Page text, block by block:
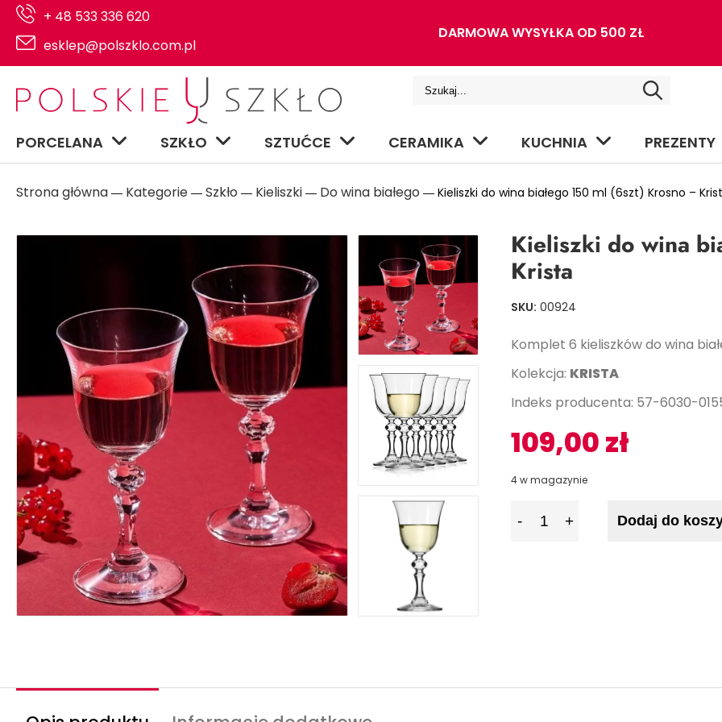
+ 48 533 336 620
esklep@polszklo.com.pl
DARMOWA WYSYŁKA OD 500 ZŁ
PORCELANA SZKŁO SZTUĆCE CERAMIKA KUCHNIA PREZENTY
Strona główna ― Kategorie ― Szkło ― Kieliszki ― Do wina białego ― Kieliszki do wina białego 150 ml (6szt) Krosno –
Kieliszki do wina
Krista
SKU: 00924
Komplet 6 kieliszków do wina
Kolekcja: KRISTA
Indeks producenta: 57-6030-
109,00zł
4 w magazynie
Dodaj do